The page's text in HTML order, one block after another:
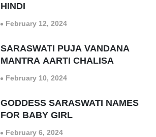
HINDI
February 12, 2024
SARASWATI PUJA VANDANA
MANTRA AARTI CHALISA
February 10, 2024
GODDESS SARASWATI NAMES
FOR BABY GIRL
February 6, 2024